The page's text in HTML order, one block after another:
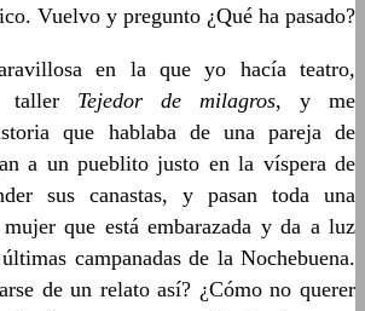
Vuelvo y pregunto ¿Qué ha pasado?
en la que yo hacía teatro,
taller Tejedor de milagros, y me
que hablaba de una pareja de
a un pueblito justo en la víspera de
sus canastas, y pasan toda una
que está embarazada y da a luz
campanadas de la Nochebuena.
de un relato así? ¿Cómo no querer